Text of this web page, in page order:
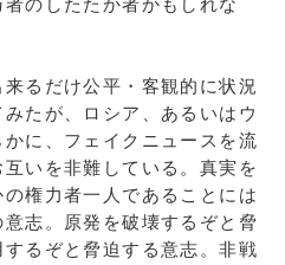
のしたたか者かもしれな
るだけ公平・客観的に状況
たが、ロシア、あるいはウ
に、フェイクニュースを流
いを非難している。真実を
権力者一人であることには
志。原発を破壊するぞと脅
るぞと脅迫する意志。非戦